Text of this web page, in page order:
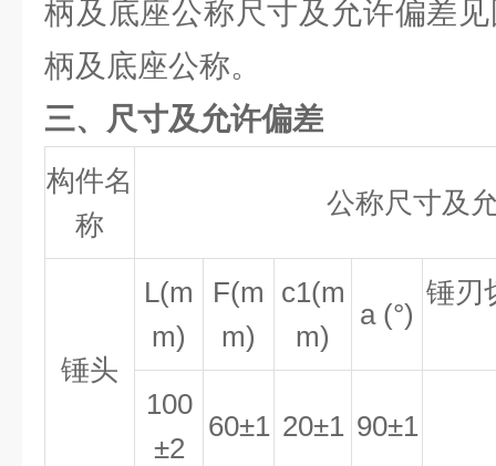
柄及底座公称尺寸及允许偏差
柄及底座公称。
三、尺寸及允许偏差
构件名
称
公称尺寸及
锤头
L(m
m)
F(m
m)
c1(m
m)
a (°)
锤刃
100
±2
60±1 20±1 90±1